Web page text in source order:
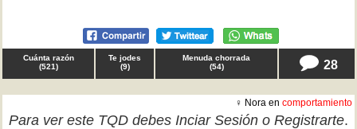
Cuánta razón
(521)
Te jodes
(9)
Menuda chorrada
(54) 28
♀ Nora en comportamiento
Para ver este TQD debes Inciar Sesión o Registrarte.